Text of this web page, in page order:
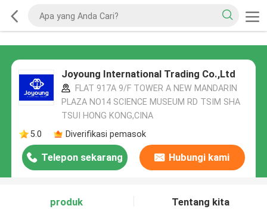
Joyoung International Trading Co.,Ltd
FLAT 917A 9/F TOWER A NEW MANDARIN
PLAZA NO14 SCIENCE MUSEUM RD TSIM SHA
TSUI HONG KONG,CINA
5.0
Diverifikasi pemasok
Telepon sekarang Hubungi kami
produk Tentang kita